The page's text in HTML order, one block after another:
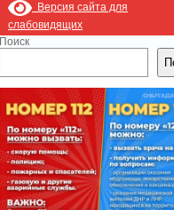
Версия сайта для
слабовидящих
Поиск